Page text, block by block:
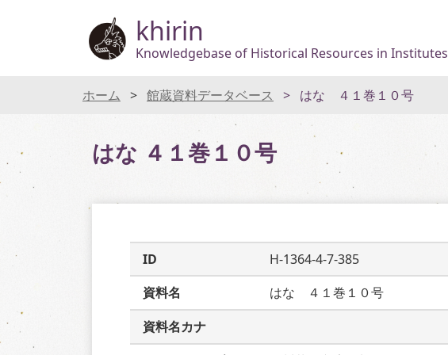
khirin
Knowledgebase of Historical Resources in Institutes
ホーム 館蔵資料データベース はな ４１巻１０号
はな ４１巻１０号
ID
H-1364-4-7-385
資料名
はな　４１巻１０号
資料名カナ